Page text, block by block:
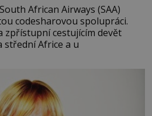
African Airways (SAA)
codesharovou spolupráci.
zpřístupní cestujícím devět
střední Africe a u